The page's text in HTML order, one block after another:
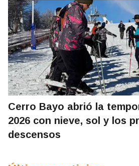
Cerro Bayo abrió la
2026 con nieve, sol y los
descensos